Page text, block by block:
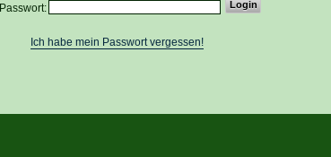
Passwort:
Ich habe mein Passwort vergessen!